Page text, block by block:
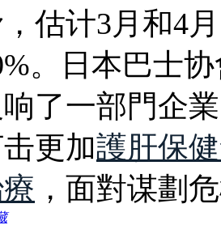
估计3月和4
。日本巴士
了一部門企
更加護肝保
，面對谋劃